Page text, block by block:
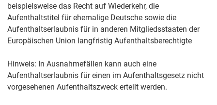
beispielsweise das Recht auf Wiederkehr, die
Aufenthaltstitel für ehemalige Deutsche sowie die
Aufenthaltserlaubnis für in anderen Mitgliedsstaaten der
Europäischen Union langfristig Aufenthaltsberechtigte
Hinweis: In Ausnahmefällen kann auch eine
Aufenthaltserlaubnis für einen im Aufenthaltsgesetz nicht
vorgesehenen Aufenthaltszweck erteilt werden.